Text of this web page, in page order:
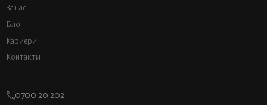
За нас
Блог
Кариери
Контакти
0700 20 202